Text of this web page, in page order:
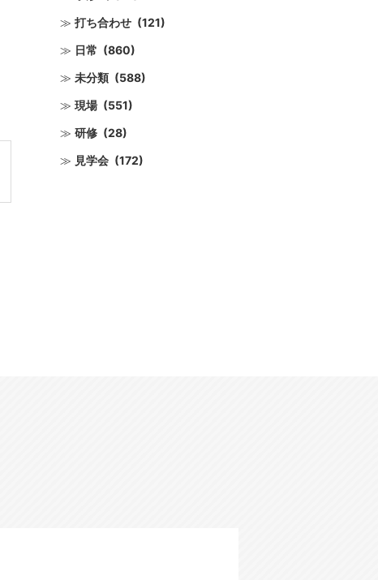
打ち合わせ (121)
日常 (860)
未分類 (588)
現場 (551)
研修 (28)
見学会 (172)